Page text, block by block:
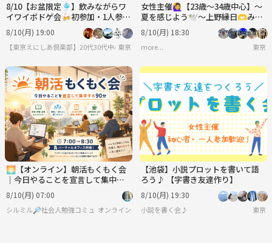
8/10【お盆限定🎐】飲みながらワ
イワイボドゲ会🍻初参加・1人参加
多数✨夏の交流イベント♫
8/10(月) 19:00
【東京えにしあ倶楽部】20代30代中心！社会人のための“もうひとつの居場所”
東京
女性主催🙋‍♀️【23歳～34歳中心】～
夏を感じよう🕊️～上野縁日🫶みん
なで夏祭りにいき隊🏮🍧🫶
8/10(月) 18:30
more... 東京
🌅【オンライン】朝活もくもく会
｜今日やることを宣言して集中す
る90分
8/10(月) 07:00
シルミル🔎社会人勉強コミュニティオンライン
【池袋】小説プロットを書いて語
ろう♪ 【字書き友達作り】
8/10(月) 19:30
小説を書く会♪ 東京